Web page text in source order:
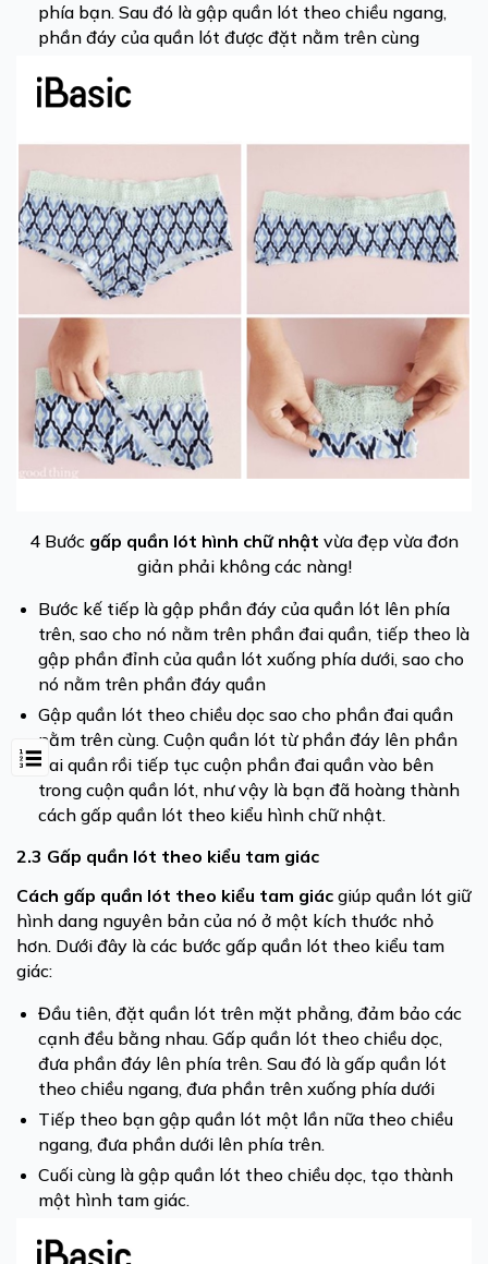
phía bạn. Sau đó là gập quần lót theo chiều ngang,
phần đáy của quần lót được đặt nằm trên cùng
4 Bước gấp quần lót hình chữ nhật vừa đẹp vừa đơn
giản phải không các nàng!
Bước kế tiếp là gập phần đáy của quần lót lên phía
trên, sao cho nó nằm trên phần đai quần, tiếp theo là
gập phần đỉnh của quần lót xuống phía dưới, sao cho
nó nằm trên phần đáy quần
Gập quần lót theo chiều dọc sao cho phần đai quần
nằm trên cùng. Cuộn quần lót từ phần đáy lên phần
đai quần rồi tiếp tục cuộn phần đai quần vào bên
trong cuộn quần lót, như vậy là bạn đã hoàng thành
cách gấp quần lót theo kiểu hình chữ nhật.
2.3 Gấp quần lót theo kiểu tam giác
Cách gấp quần lót theo kiểu tam giác giúp quần lót giữ
hình dang nguyên bản của nó ở một kích thước nhỏ
hơn. Dưới đây là các bước gấp quần lót theo kiểu tam
giác:
Đầu tiên, đặt quần lót trên mặt phẳng, đảm bảo các
cạnh đều bằng nhau. Gấp quần lót theo chiều dọc,
đưa phần đáy lên phía trên. Sau đó là gấp quần lót
theo chiều ngang, đưa phần trên xuống phía dưới
Tiếp theo bạn gập quần lót một lần nữa theo chiều
ngang, đưa phần dưới lên phía trên.
Cuối cùng là gập quần lót theo chiều dọc, tạo thành
một hình tam giác.